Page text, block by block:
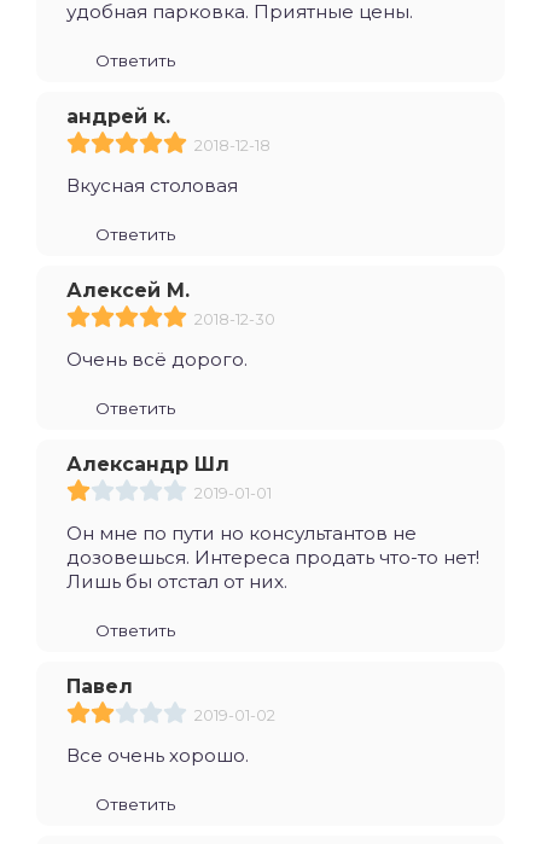
удобная парковка. Приятные цены.
Ответить
андрей к.
2018-12-18
Вкусная столовая
Ответить
Алексей М.
2018-12-30
Очень всё дорого.
Ответить
Александр Шл
2019-01-01
Он мне по пути но консультантов не
дозовешься. Интереса продать что-то нет!
Лишь бы отстал от них.
Ответить
Павел
2019-01-02
Все очень хорошо.
Ответить